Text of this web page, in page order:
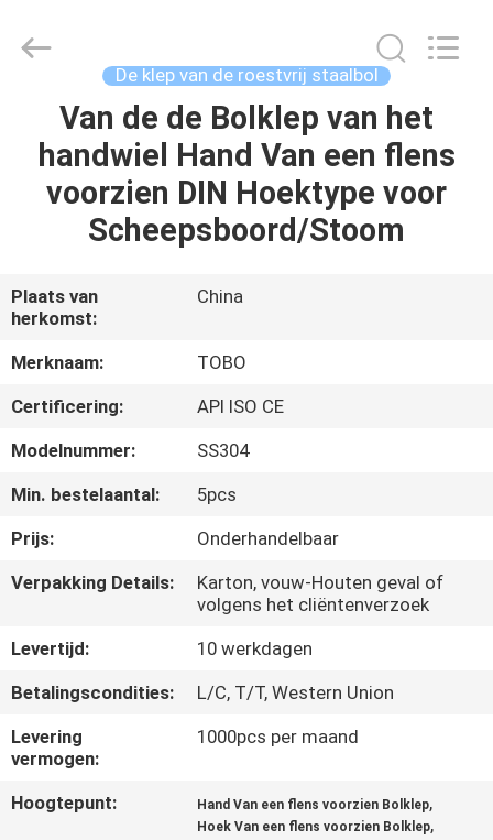
HUIS
PRODUCTEN
ONS
FABRIEKSREIS
KWALITEITSCONTROLE
CONTACTEER
ONS
VERZOEK
OM
EEN
CITAAT
CHINA.
De klep van de roestvrij staalbol
Van de de Bolklep van het
handwiel Hand Van een flens
voorzien DIN Hoektype voor
Scheepsboord/Stoom
Plaats van
herkomst:
China
Merknaam:
TOBO
Certificering:
API ISO CE
Modelnummer:
SS304
Min. bestelaantal:
5pcs
Prijs:
Onderhandelbaar
Verpakking Details:
Karton, vouw-Houten geval of
volgens het cliëntenverzoek
Levertijd:
10 werkdagen
Betalingscondities:
L/C, T/T, Western Union
Levering
vermogen:
1000pcs per maand
Hoogtepunt: Hand Van een flens voorzien Bolklep,
Hoek Van een flens voorzien Bolklep,